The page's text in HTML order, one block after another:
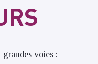
voies :